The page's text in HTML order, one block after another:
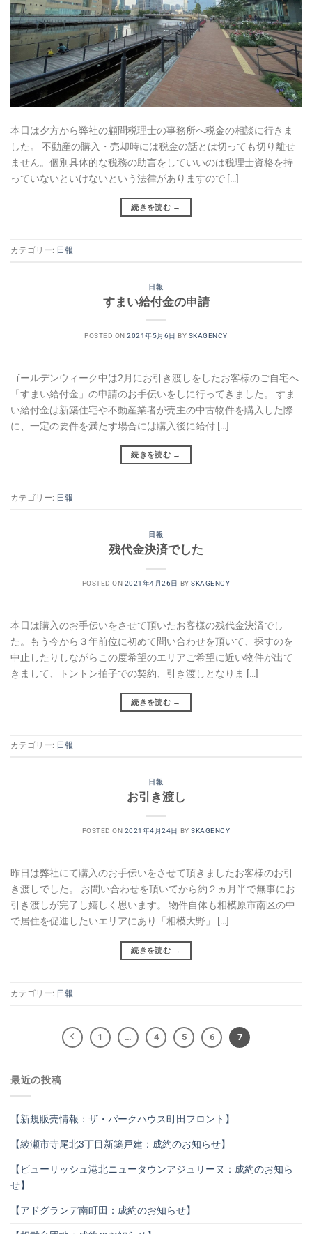
本日は夕方から弊社の顧問税理士の事務所へ税金の相談に行きま
した。 不動産の購入・売却時には税金の話とは切っても切り離せ
ません。個別具体的な税務の助言をしていいのは税理士資格を持
っていないといけないという法律がありますので […]
続きを読む →
カテゴリー: 日報
日報
すまい給付金の申請
POSTED ON2021年5月6日 BY SKAGENCY
ゴールデンウィーク中は2月にお引き渡しをしたお客様のご自宅へ
「すまい給付金」の申請のお手伝いをしに行ってきました。 すま
い給付金は新築住宅や不動産業者が売主の中古物件を購入した際
に、一定の要件を満たす場合には購入後に給付 […]
続きを読む →
カテゴリー: 日報
日報
残代金決済でした
POSTED ON 2021年4月26日 BYSKAGENCY
本日は購入のお手伝いをさせて頂いたお客様の残代金決済でし
た。もう今から３年前位に初めて問い合わせを頂いて、探すのを
中止したりしながらこの度希望のエリアご希望に近い物件が出て
きまして、トントン拍子での契約、引き渡しとなりま […]
続きを読む →
カテゴリー: 日報
日報
お引き渡し
POSTED ON 2021年4月24日 BYSKAGENCY
昨日は弊社にて購入のお手伝いをさせて頂きましたお客様のお引
き渡しでした。 お問い合わせを頂いてから約２ヵ月半で無事にお
引き渡しが完了し嬉しく思います。 物件自体も相模原市南区の中
で居住を促進したいエリアにあり「相模大野」 […]
続きを読む →
カテゴリー: 日報
1 … 4 5 6 7
最近の投稿
【新規販売情報：ザ・パークハウス町田フロント】
【綾瀬市寺尾北3丁目新築戸建：成約のお知らせ】
【ビューリッシュ港北ニュータウンアジュリーヌ：成約のお知ら
せ】
【アドグランデ南町田：成約のお知らせ】